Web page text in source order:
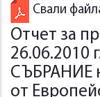
Свали
Отчет за
СЪБРАНИЕ
от